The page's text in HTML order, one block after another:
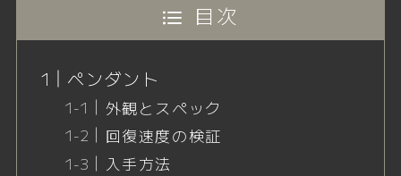
目次
ペンダント
外観とスペック
回復速度の検証
入手方法